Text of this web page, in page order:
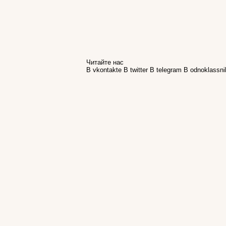
Читайте нас
В vkontakte В twitter В telegram В